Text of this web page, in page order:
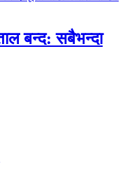
बन्द: सबैभन्दा